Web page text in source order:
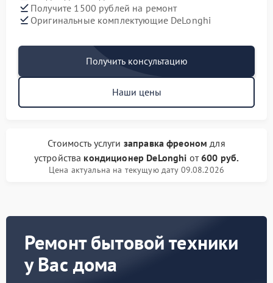
Получите 1500 рублей на ремонт
Оригинальные комплектующие DeLonghi
Получить консультацию
Наши цены
Стоимость услуги заправка фреоном для
устройства кондиционер DeLonghi от600 руб.
Цена актуальна на текущую дату 09.08.2026
Ремонт бытовой техники
у Вас дома